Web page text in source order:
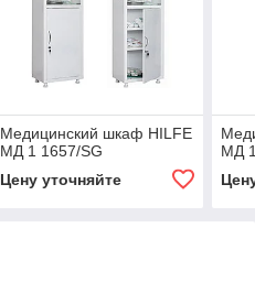
Медицинский шкаф HILFE
МД 1 1657/SG
Цену уточняйте
МД